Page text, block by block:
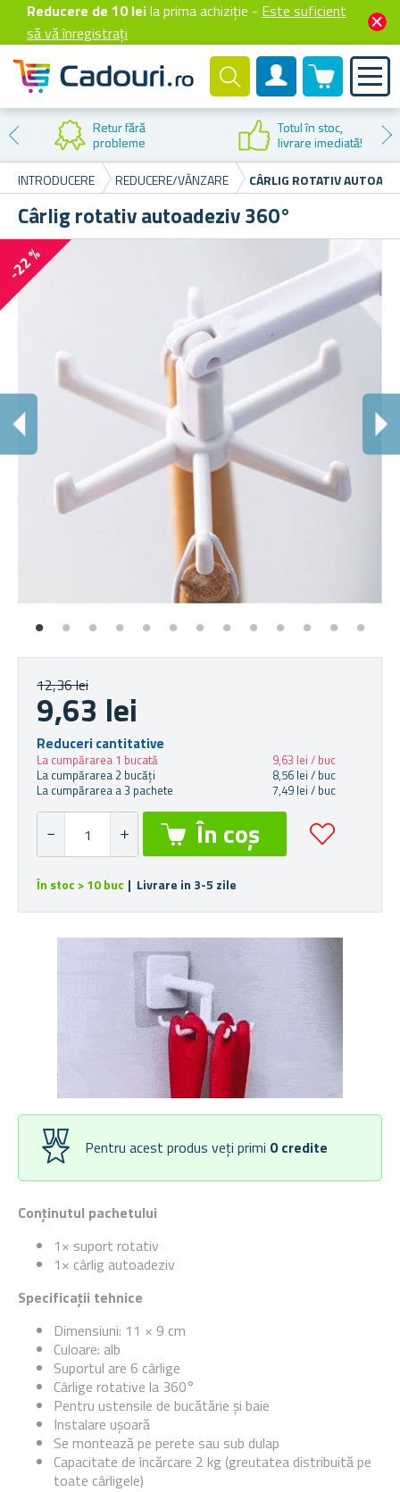
Reducere de 10 leila prima achiziție - Este suficient
să vă înregistrați
Cont client
0 produselor
Retur fără
probleme
Totul în stoc,
livrare imediată!
INTRODUCERE
REDUCERE/VÂNZARE CÂRLIG ROTATIV
Cârlig rotativ autoadeziv 360°
-22 %
Conținutul pachetului
1× suport rotativ
1× cârlig autoadeziv
Specificații tehnice
Dimensiuni: 11 × 9 cm
Culoare: alb
Suportul are 6 cârlige
Cârlige rotative la 360°
Pentru ustensile de bucătărie și baie
Instalare ușoară
Se montează pe perete sau sub dulap
Capacitate de încărcare 2 kg (greutatea distribuită pe
toate cârligele)
12,36 lei
9,63 lei
Reduceri cantitative
La cumpărarea 1 bucată
9,63 lei / buc
La cumpărarea 2 bucăți
8,56 lei / buc
La cumpărarea a 3 pachete
7,49 lei / buc
În stoc > 10 buc | Livrare in 3-5 zile
Pentru acest produs veți primi 0 credite